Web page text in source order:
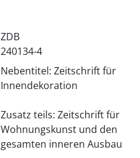
ZDB
240134-4
Nebentitel: Zeitschrift für
Innendekoration
Zusatz teils: Zeitschrift für
Wohnungskunst und den
gesamten inneren Ausbau